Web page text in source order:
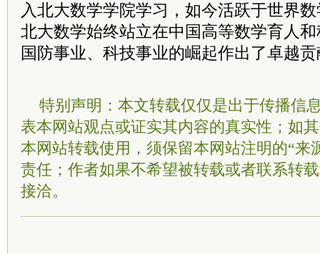
入北大数学学院学习，如今活跃于世界
北大数学始终站立在中国高等数学育人
国防事业、科技事业的崛起作出了卓越
特别声明：本文转载仅仅是出于传播信
表本网站观点或证实其内容的真实性；如
本网站转载使用，须保留本网站注明的“来
责任；作者如果不希望被转载或者联系转
接洽。